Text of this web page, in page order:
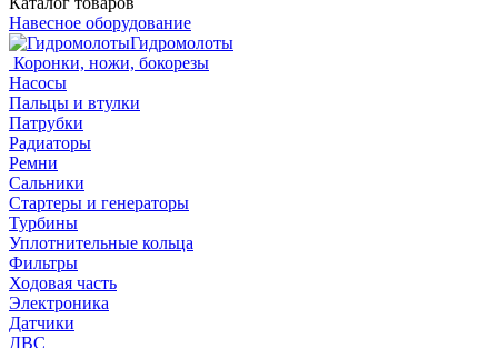
Навесное оборудование
Гидромолоты
Коронки, ножи, бокорезы
Насосы
Пальцы и втулки
Патрубки
Радиаторы
Ремни
Сальники
Стартеры и генераторы
Турбины
Уплотнительные кольца
Фильтры
Ходовая часть
Электроника
Датчики
ДВС